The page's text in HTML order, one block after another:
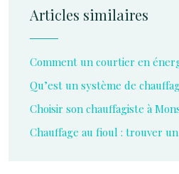
Articles similaires
Comment un courtier en
Qu’est un système de
Choisir son chauffagiste à
Chauffage au fioul : trouver